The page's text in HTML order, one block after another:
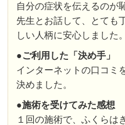
自分の症状を伝えるのが
先生とお話して、とても
しい人柄に安心しました。
●ご利用した「決め手」
インターネットの口コミ
決めました。
●施術を受けてみた感想
１回の施術で、ふくらは